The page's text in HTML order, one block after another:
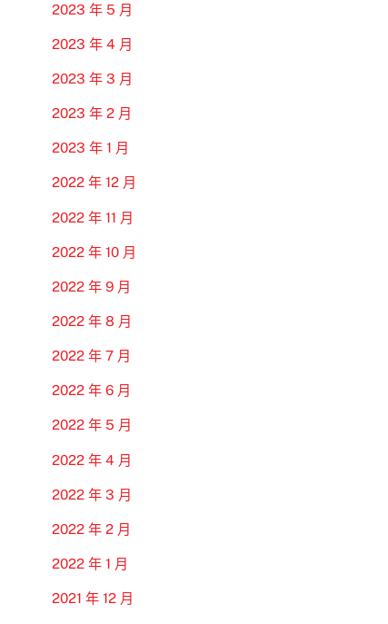
2023 年 5 月
2023 年 4 月
2023 年 3 月
2023 年 2 月
2023 年 1 月
2022 年 12 月
2022 年 11 月
2022 年 10 月
2022 年 9 月
2022 年 8 月
2022 年 7 月
2022 年 6 月
2022 年 5 月
2022 年 4 月
2022 年 3 月
2022 年 2 月
2022 年 1 月
2021 年 12 月